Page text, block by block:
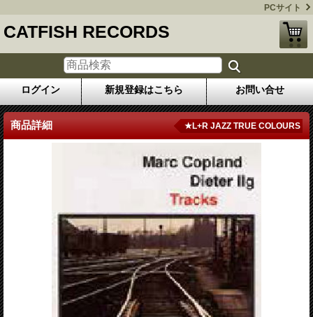
PCサイト
CATFISH RECORDS
ログイン 新規登録はこちら お問い合せ
商品詳細 ★L+R JAZZ TRUE COLOURS